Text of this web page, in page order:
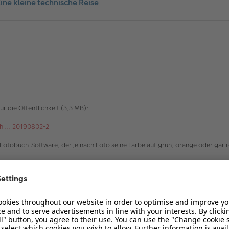
die Öffentlichkeit (3,3 MB):
... 20190802-2
Software, der je nach Foto seine Farbe auf grün, orange oder gar
Fotos und was kann ich dazu beitragen?
es mit der Sensor-Größe auf sich?
ich davon?
immer wieder in Bildbearbeitungsprogrammen auftaucht?
(MP) und Megabyte (MB)?